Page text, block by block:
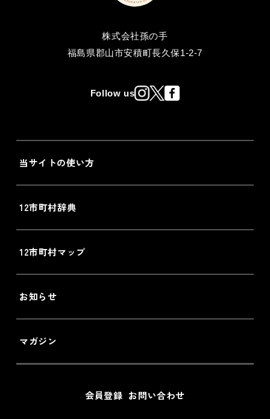
株式会社孫の手
福島県郡山市安積町長久保1-2-7
Follow us
当サイトの使い方
12市町村辞典
12市町村マップ
お知らせ
マガジン
会員登録 お問い合わせ